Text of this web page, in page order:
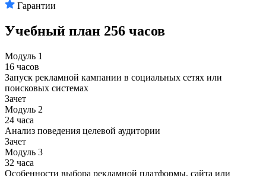
Гарантии
Учебный план 256 часов
Модуль 1
16 часов
Запуск рекламной кампании в социальных сетях или
поисковых системах
Зачет
Модуль 2
24 часа
Анализ поведения целевой аудитории
Зачет
Модуль 3
32 часа
Особенности выбора рекламной платформы, сайта или